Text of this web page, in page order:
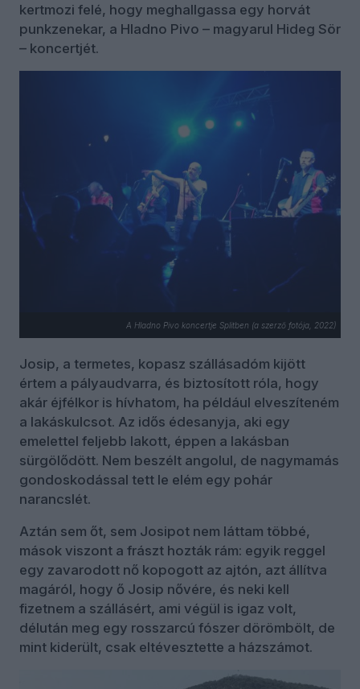
kertmozi felé, hogy meghallgassa egy horvát
punkzenekar, a Hladno Pivo – magyarul Hideg Sör
– koncertjét.
A Hladno Pivo koncertje Splitben (a szerző fotója, 2022)
Josip, a termetes, kopasz szállásadóm kijött
értem a pályaudvarra, és biztosított róla, hogy
akár éjfélkor is hívhatom, ha például elveszíteném
a lakáskulcsot. Az idős édesanyja, aki egy
emelettel feljebb lakott, éppen a lakásban
sürgölődött. Nem beszélt angolul, de nagymamás
gondoskodással tett le elém egy pohár
narancslét.
Aztán sem őt, sem Josipot nem láttam többé,
mások viszont a frászt hozták rám: egyik reggel
egy zavarodott nő kopogott az ajtón, azt állítva
magáról, hogy ő Josip nővére, és neki kell
fizetnem a szállásért, ami végül is igaz volt,
délután meg egy rosszarcú fószer dörömbölt, de
mint kiderült, csak eltévesztette a házszámot.